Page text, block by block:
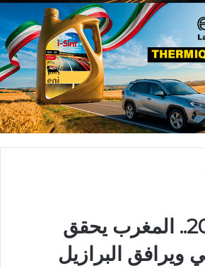
مونديال 2026.. المغرب يحقق
ويرافق البرازيل